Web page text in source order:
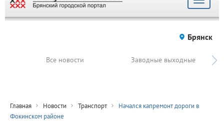
Брянск
Все новости Заводные выходные
Главная Новости Транспорт
Начался капремонт дороги в
Фокинском районе